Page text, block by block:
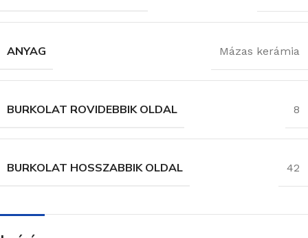
ANYAG Mázas kerámia
BURKOLAT ROVIDEBBIK OLDAL 8
BURKOLAT HOSSZABBIK OLDAL 42